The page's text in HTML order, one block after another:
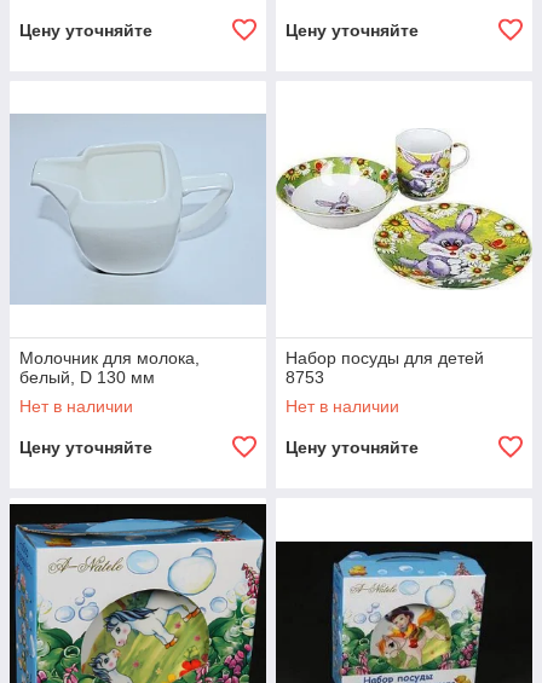
Цену уточняйте Цену уточняйте
Молочник для молока,
белый, D 130 мм
Нет в наличии
Цену уточняйте
Набор посуды для детей
8753
Нет в наличии
Цену уточняйте